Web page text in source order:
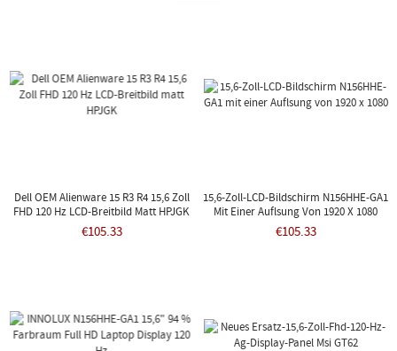
Dell OEM Alienware 15 R3 R4 15,6 Zoll
FHD 120 Hz LCD-Breitbild Matt HPJGK
€105.33
15,6-Zoll-LCD-Bildschirm N156HHE-GA1
Mit Einer Auflsung Von 1920 X 1080
€105.33